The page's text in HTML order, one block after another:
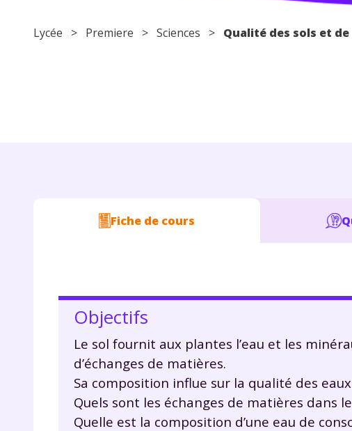
Lycée > Premiere > Sciences > Qualité des sols et
Fiche de cours
Objectifs
Le sol fournit aux plantes l’eau et les
d’échanges de matières.
Sa composition influe sur la qualité des
Quels sont les échanges de matières dans
Quelle est la composition d’une eau de